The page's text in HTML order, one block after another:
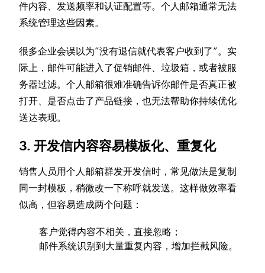
件内容、发送频率和认证配置等。个人邮箱通常无法
系统管理这些因素。
很多企业会误以为“没有退信就代表客户收到了”。实
际上，邮件可能进入了促销邮件、垃圾箱，或者被服
务器过滤。个人邮箱很难准确告诉你邮件是否真正被
打开、是否点击了产品链接，也无法帮助你持续优化
送达表现。
3. 开发信内容容易模板化、重复化
销售人员用个人邮箱群发开发信时，常见做法是复制
同一封模板，稍微改一下称呼就发送。这样做效率看
似高，但容易造成两个问题：
客户觉得内容不相关，直接忽略；
邮件系统识别到大量重复内容，增加拦截风险。